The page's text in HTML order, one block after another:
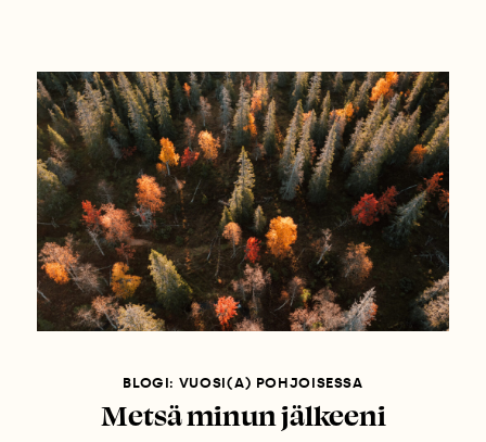
BLOGI: VUOSI(A) POHJOISESSA
Metsä minun jälkeeni